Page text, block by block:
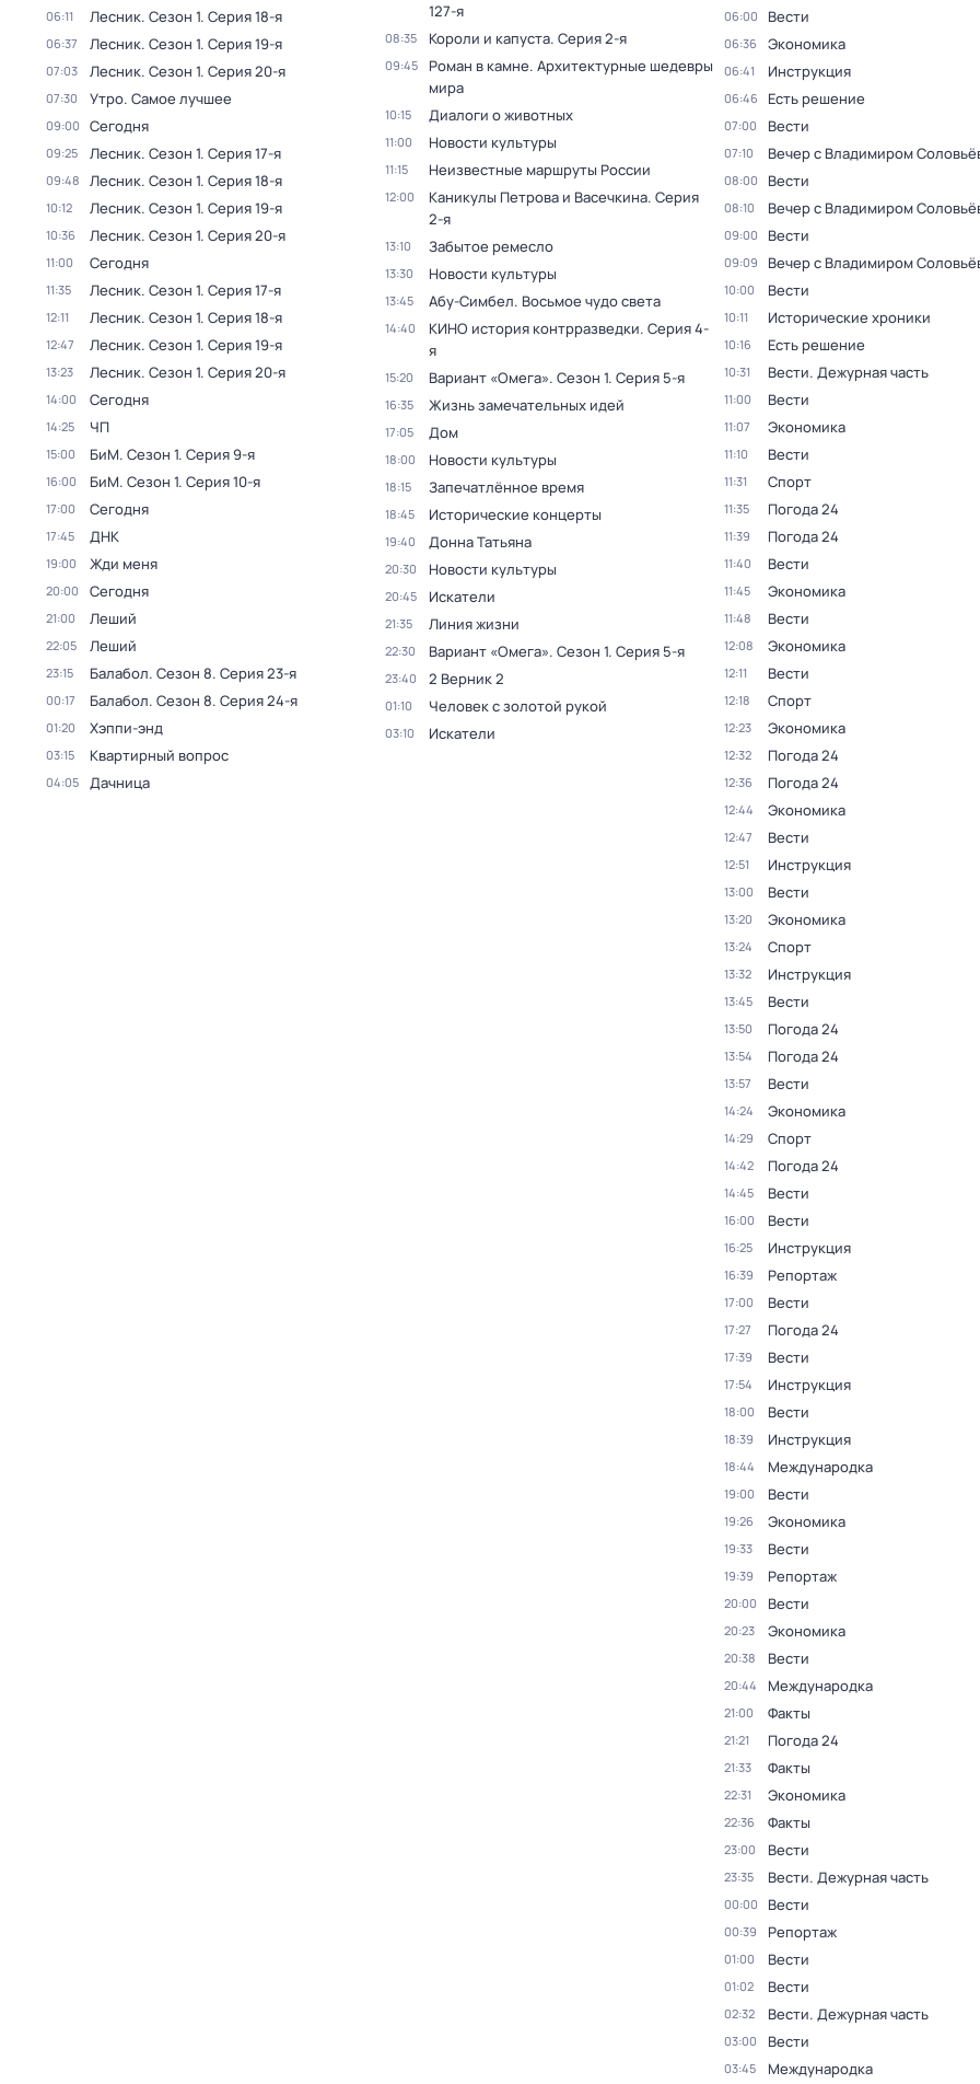
06:11 Лесник. Сезон 1. Серия 18-я
06:37 Лесник. Сезон 1. Серия 19-я
07:03 Лесник. Сезон 1. Серия 20-я
07:30 Утро. Самое лучшее
09:00 Сегодня
09:25 Лесник. Сезон 1. Серия 17-я
09:48 Лесник. Сезон 1. Серия 18-я
10:12 Лесник. Сезон 1. Серия 19-я
10:36 Лесник. Сезон 1. Серия 20-я
11:00 Сегодня
11:35 Лесник. Сезон 1. Серия 17-я
12:11 Лесник. Сезон 1. Серия 18-я
12:47 Лесник. Сезон 1. Серия 19-я
13:23 Лесник. Сезон 1. Серия 20-я
14:00 Сегодня
14:25 ЧП
15:00 БиМ. Сезон 1. Серия 9-я
16:00 БиМ. Сезон 1. Серия 10-я
17:00 Сегодня
17:45 ДНК
19:00 Жди меня
20:00 Сегодня
21:00 Леший
22:05 Леший
23:15 Балабол. Сезон 8. Серия 23-я
00:17 Балабол. Сезон 8. Серия 24-я
01:20 Хэппи-энд
03:15 Квартирный вопрос
04:05 Дачница
127-я
08:35 Короли и капуста. Серия 2-я
09:45
Роман в камне. Архитектурные шедевры
мира
10:15 Диалоги о животных
11:00 Новости культуры
11:15 Неизвестные маршруты России
12:00 Каникулы Петрова и Васечкина. Серия
2-я
13:10 Забытое ремесло
13:30 Новости культуры
13:45 Абу-Симбел. Восьмое чудо света
14:40 КИНО история контрразведки. Серия 4-
я
15:20 Вариант «Омега». Сезон 1. Серия 5-я
16:35 Жизнь замечательных идей
17:05 Дом
18:00 Новости культуры
18:15 Запечатлённое время
18:45 Исторические концерты
19:40 Донна Татьяна
20:30 Новости культуры
20:45 Искатели
21:35 Линия жизни
22:30 Вариант «Омега». Сезон 1. Серия 5-я
23:40 2 Верник 2
01:10 Человек с золотой рукой
03:10 Искатели
06:00 Вести
06:36 Экономика
06:41 Инструкция
06:46 Есть решение
07:00 Вести
07:10 Вечер с Владимиром
08:00 Вести
08:10 Вечер с Владимиром
09:00 Вести
09:09 Вечер с Владимиром
10:00 Вести
10:11 Исторические хроники
10:16 Есть решение
10:31 Вести. Дежурная часть
11:00 Вести
11:07 Экономика
11:10 Вести
11:31 Спорт
11:35 Погода 24
11:39 Погода 24
11:40 Вести
11:45 Экономика
11:48 Вести
12:08 Экономика
12:11 Вести
12:18 Спорт
12:23 Экономика
12:32 Погода 24
12:36 Погода 24
12:44 Экономика
12:47 Вести
12:51 Инструкция
13:00 Вести
13:20 Экономика
13:24 Спорт
13:32 Инструкция
13:45 Вести
13:50 Погода 24
13:54 Погода 24
13:57 Вести
14:24 Экономика
14:29 Спорт
14:42 Погода 24
14:45 Вести
16:00 Вести
16:25 Инструкция
16:39 Репортаж
17:00 Вести
17:27 Погода 24
17:39 Вести
17:54 Инструкция
18:00 Вести
18:39 Инструкция
18:44 Международка
19:00 Вести
19:26 Экономика
19:33 Вести
19:39 Репортаж
20:00 Вести
20:23 Экономика
20:38 Вести
20:44 Международка
21:00 Факты
21:21 Погода 24
21:33 Факты
22:31 Экономика
22:36 Факты
23:00 Вести
23:35 Вести. Дежурная часть
00:00 Вести
00:39 Репортаж
01:00 Вести
01:02 Вести
02:32 Вести. Дежурная часть
03:00 Вести
03:45 Международка